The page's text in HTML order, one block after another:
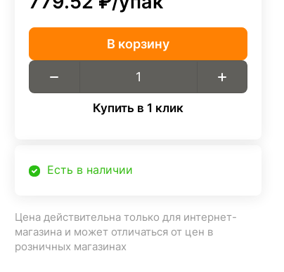
В корзину
Купить в 1 клик
Есть в наличии
Цена действительна только для интернет-
магазина и может отличаться от цен в
розничных магазинах